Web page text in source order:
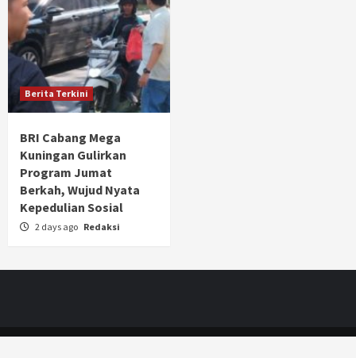
Berita Terkini
BRI Cabang Mega
Kuningan Gulirkan
Program Jumat
Berkah, Wujud Nyata
Kepedulian Sosial
2 days ago Redaksi